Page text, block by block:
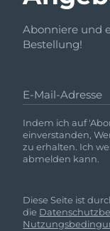
Abonniere und
Bestellung!
E-Mail-Adresse
Indem ich auf
einverstanden,
zu erhalten. Ich
abmelden kann.
Diese Seite ist
die